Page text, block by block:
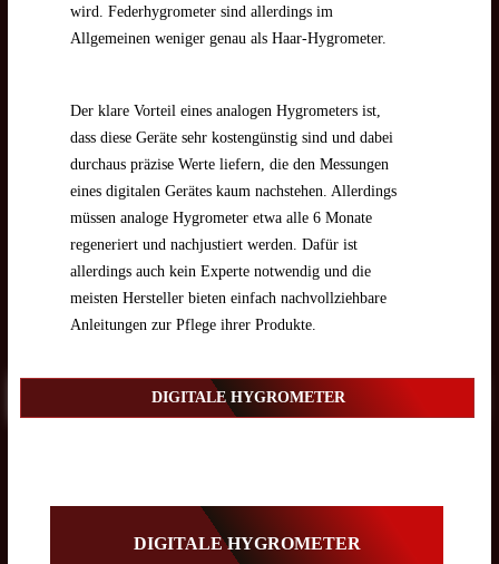
wird. Federhygrometer sind allerdings im
Allgemeinen weniger genau als Haar-Hygrometer.
Der klare Vorteil eines analogen Hygrometers ist,
dass diese Geräte sehr kostengünstig sind und dabei
durchaus präzise Werte liefern, die den Messungen
eines digitalen Gerätes kaum nachstehen. Allerdings
müssen analoge Hygrometer etwa alle 6 Monate
regeneriert und nachjustiert werden. Dafür ist
allerdings auch kein Experte notwendig und die
meisten Hersteller bieten einfach nachvollziehbare
Anleitungen zur Pflege ihrer Produkte.
DIGITALE HYGROMETER
DIGITALE HYGROMETER